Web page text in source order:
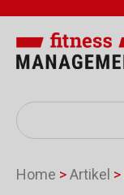
Home >Artikel >